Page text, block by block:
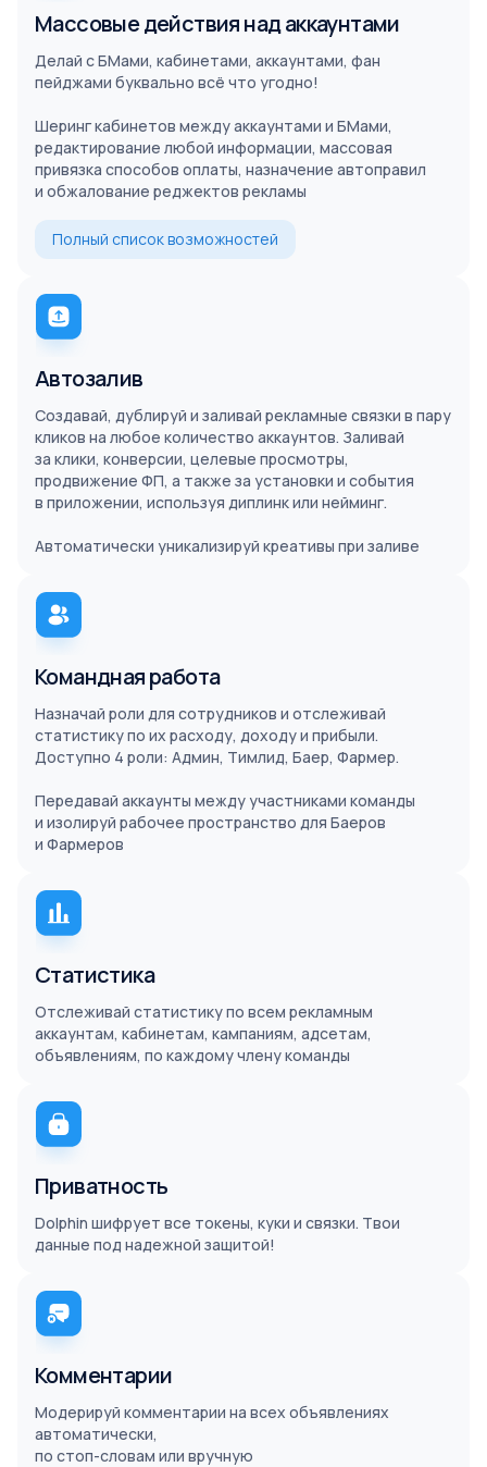
Массовые действия над аккаунтами
Делай с БМами, кабинетами, аккаунтами, фан
пейджами буквально всё что угодно!
Шеринг кабинетов между аккаунтами и БМами,
редактирование любой информации, массовая
привязка способов оплаты, назначение автоправил
и обжалование реджектов рекламы
Полный список возможностей
Автозалив
Создавай, дублируй и заливай рекламные связки в пару
кликов на любое количество аккаунтов. Заливай
за клики, конверсии, целевые просмотры,
продвижение ФП, а также за установки и события
в приложении, используя диплинк или нейминг.
Автоматически уникализируй креативы при заливе
Командная работа
Назначай роли для сотрудников и отслеживай
статистику по их расходу, доходу и прибыли.
Доступно 4 роли: Админ, Тимлид, Баер, Фармер.
Передавай аккаунты между участниками команды
и изолируй рабочее пространство для Баеров
и Фармеров
Статистика
Отслеживай статистику по всем рекламным
аккаунтам, кабинетам, кампаниям, адсетам,
объявлениям, по каждому члену команды
Приватность
Dolphin шифрует все токены, куки и связки. Твои
данные под надежной защитой!
Комментарии
Модерируй комментарии на всех объявлениях
автоматически,
по стоп-словам или вручную